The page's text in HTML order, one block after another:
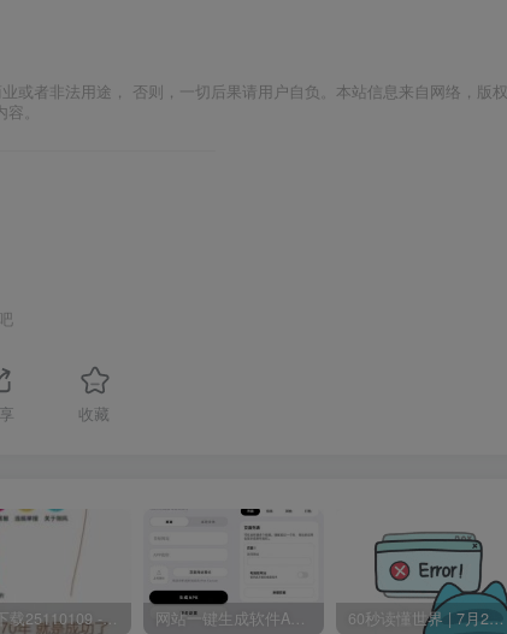
或者非法用途， 否则，一切后果请用户自负。本站信息来自网络，版权
。
收藏
朔风下载25110109 -磁力下载神器-去VIP限制版本 网站一键生成软件APP 完美版 同时支持打包html文件 60秒读懂世界 | 7月24日 星期五